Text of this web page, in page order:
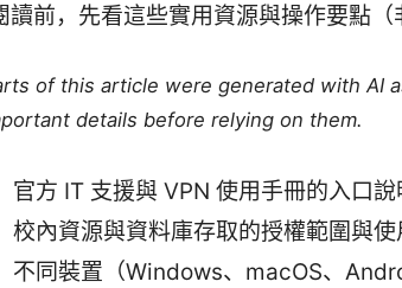
讀前，先看這些實用資源與操作要點（
of this article were generated with AI
details before relying on them.
官方 IT 支援與 VPN 使用手冊的入口說
校內資源與資料庫存取的授權範圍與使
不同裝置（Windows、macOS、